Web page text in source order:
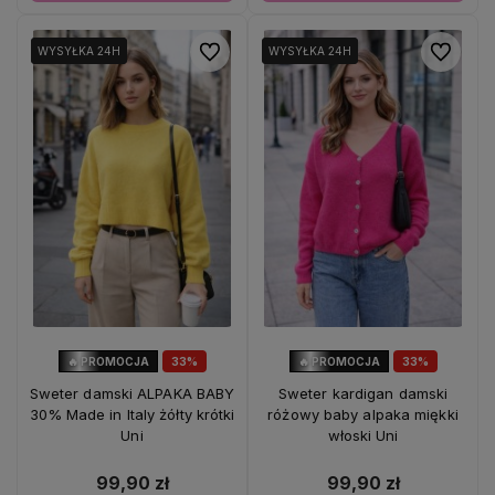
33%
🔥 PROMOCJA
WYSYŁKA 24H
WYSYŁKA 24H
Sweter damski ALPAKA BABY
30% Made in Italy żółty krótki
Uni
99,90 zł
Do ulubionych
33%
🔥 PROMOCJA
WYSYŁKA 24H
WYSYŁKA 24H
Sweter kardigan damski
różowy baby alpaka miękki
włoski Uni
99,90 zł
Do